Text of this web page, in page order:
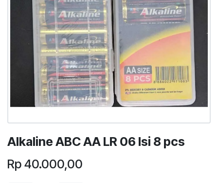
Alkaline ABC AA LR 06 Isi 8 pcs
Rp 40.000,00